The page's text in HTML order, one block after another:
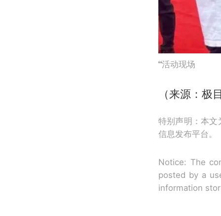
活动现场
（来源：极
特别声明：本文
信息发布平台。
Notice: The
posted by a
information